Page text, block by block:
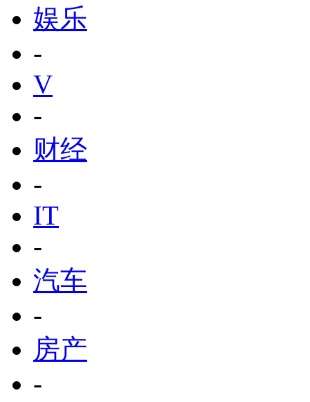
娱乐
-
V
-
财经
-
IT
-
汽车
-
房产
-